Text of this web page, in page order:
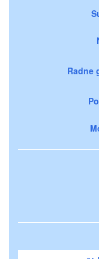
Radne